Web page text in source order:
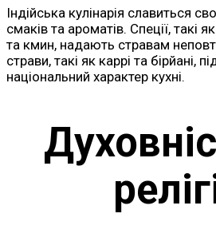
Індійська кулінарія славиться
смаків та ароматів. Спеції, такі
та кмин, надають стравам
страви, такі як каррі та бірйані,
національний характер кухні.